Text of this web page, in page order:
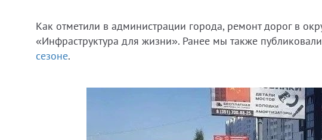
Как отметили в администрации города, ремонт дорог в
«Инфраструктура для жизни». Ранее мы также
сезоне.